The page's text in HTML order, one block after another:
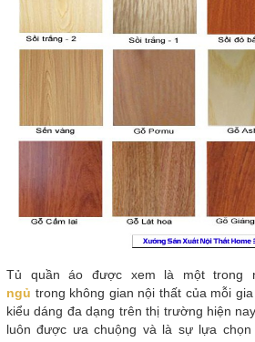
Tủ quần áo được xem là một trong
ngủ trong không gian nội thất của mỗi
kiểu dáng đa dạng trên thị trường hiện
luôn được ưa chuộng và là sự lựa